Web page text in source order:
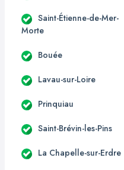
Saint-Étienne-de-Mer-
Morte
Bouée
Lavau-sur-Loire
Prinquiau
Saint-Brévin-les-Pins
La Chapelle-sur-Erdre